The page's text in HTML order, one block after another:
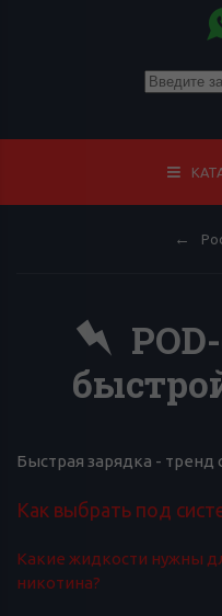
Быстрая зарядка -
Как выбрать под
Какие жидкости нужны
никотина?